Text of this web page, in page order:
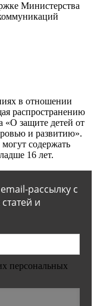
Министерства
в отношении
распространению
«О защите детей от
и развитию».
содержать
16 лет.
рассылку с
и
персональных